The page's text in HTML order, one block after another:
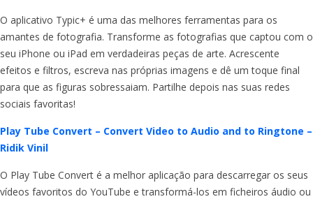
O aplicativo Typic+ é uma das melhores ferramentas para os
amantes de fotografia. Transforme as fotografias que captou com o
seu iPhone ou iPad em verdadeiras peças de arte. Acrescente
efeitos e filtros, escreva nas próprias imagens e dê um toque final
para que as figuras sobressaiam. Partilhe depois nas suas redes
sociais favoritas!
Play Tube Convert – Convert Video to Audio and to Ringtone –
Ridik Vinil
O Play Tube Convert é a melhor aplicação para descarregar os seus
vídeos favoritos do YouTube e transformá-los em ficheiros áudio ou